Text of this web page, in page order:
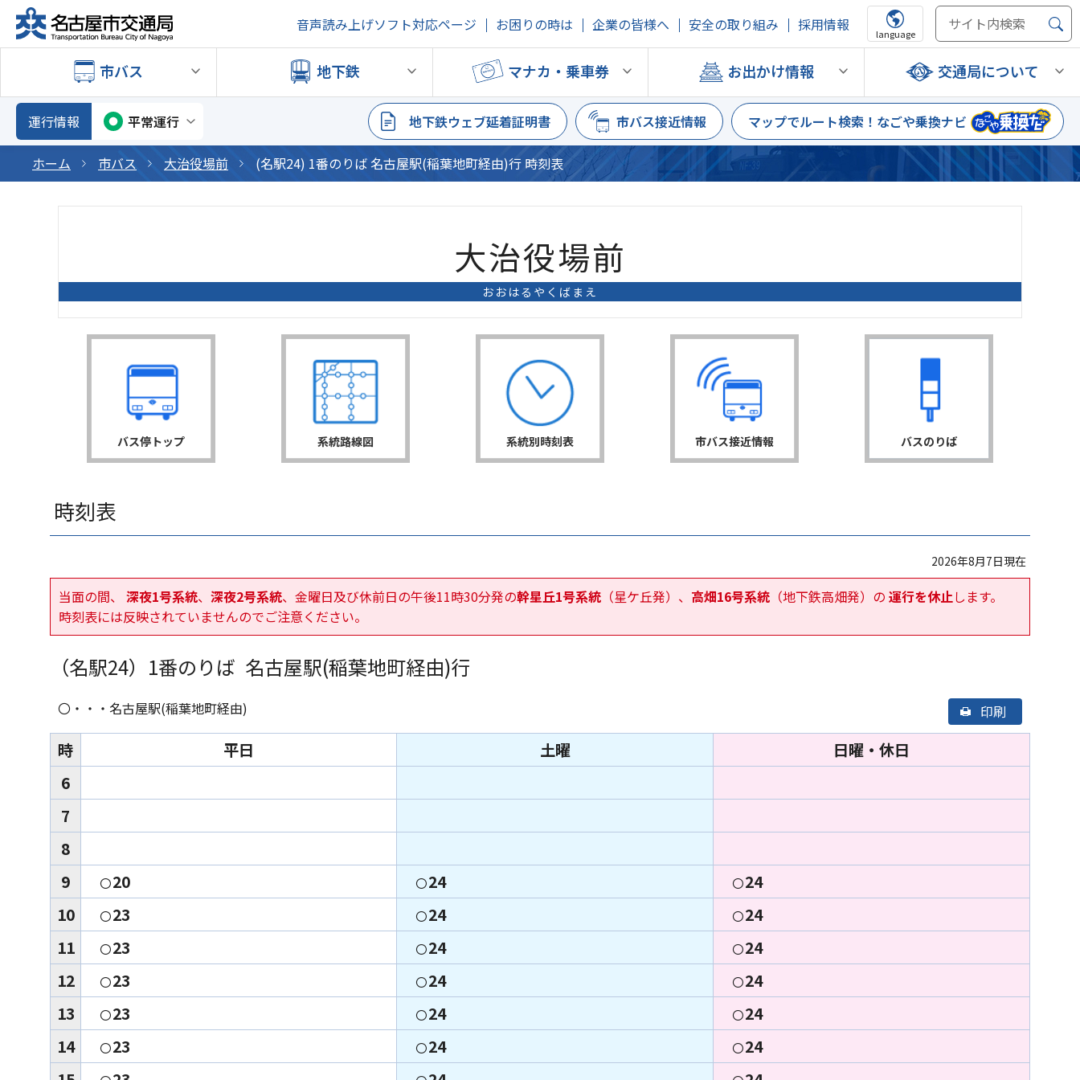
音声読み上げソフト対応ページ お困りの時は 企業の皆様へ 安全の取り組み 採用情報
language
市バス 地下鉄 マナカ・乗車券 お出かけ情報 交通局について
運行情報 平常運行 地下鉄ウェブ延着証明書 市バス接近情報 マップでルート検索！ なごや乗換ナビ
ホーム 市バス 大治役場前 (名駅24) 1番のりば 名古屋駅(稲葉地町経由)行 時刻表
大治役場前
おおはるやくばまえ
バス停トップ 系統路線図 系統別時刻表 市バス接近情報 バスのりば
時刻表
2026年8月7日現在
当面の間、 深夜1号系統、 深夜2号系統、金曜日及び休前日の午後11時30分発の幹星丘1号系統 （星ケ丘発）、 高畑16号系統 （地下鉄高畑発）の 運行を休止します。
時刻表には反映されていませんのでご注意ください。
（名駅24） 1番のりば 名古屋駅(稲葉地町経由)行
〇・・・名古屋駅(稲葉地町経由) 印刷
時 平日 土曜
日曜・休日
6
7
8
9
〇20 〇24 〇24
10
〇23 〇24 〇24
11
〇23 〇24 〇24
12
〇23 〇24 〇24
13
〇23 〇24 〇24
14
〇23 〇24 〇24